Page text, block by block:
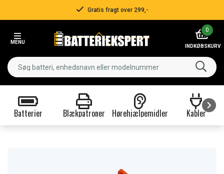
Gratis fragt over 299,-
MENU
0
INDKØBSKURV
Batterier Blækpatroner Hørehjælpemidler Kabler